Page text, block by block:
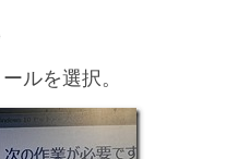
ルを選択。